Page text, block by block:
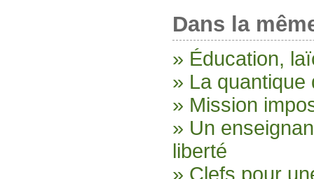
Dans la
» Éducation,
» La quantique
» Mission
» Un
liberté
» Clefs pour